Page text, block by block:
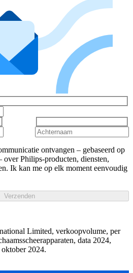
ontvangen – gebaseerd op
Philips-producten, diensten,
Ik kan me op elk moment eenvoudig
Verzenden
Limited, verkoopvolume, per
data 2024,
2024.